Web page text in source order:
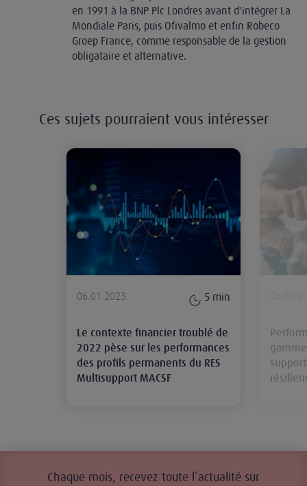
en 1991 à la BNP Plc Londres avant d'intégrer La
Mondiale Paris, puis Ofivalmo et enfin Robeco
Groep France, comme responsable de la gestion
obligataire et alternative.
Ces sujets pourraient vous intéresser
Le contexte financier troublé de
06.01.2023 5 min
Le contexte financier troublé de
2022 pèse sur les performances
des profils permanents du RES
Multisupport MACSF
Chaque mois, recevez toute l’actualité sur